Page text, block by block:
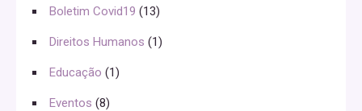
Boletim Covid19 (13)
Direitos Humanos (1)
Educação (1)
Eventos (8)